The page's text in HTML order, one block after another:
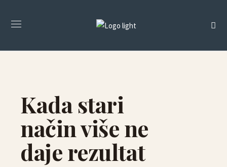
Kada stari
način više ne
daje rezultat